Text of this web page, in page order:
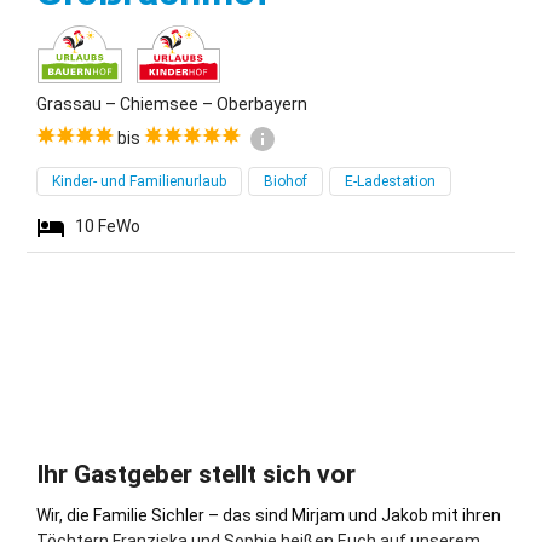
Grassau – Chiemsee – Oberbayern
bis
Kinder- und Familienurlaub Biohof E-Ladestation
10 FeWo
Ihr Gastgeber stellt sich vor
Wir, die Familie Sichler – das sind Mirjam und Jakob mit ihren